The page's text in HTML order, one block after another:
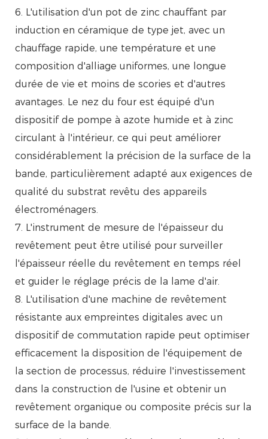
6. L'utilisation d'un pot de zinc chauffant par
induction en céramique de type jet, avec un
chauffage rapide, une température et une
composition d'alliage uniformes, une longue
durée de vie et moins de scories et d'autres
avantages. Le nez du four est équipé d'un
dispositif de pompe à azote humide et à zinc
circulant à l'intérieur, ce qui peut améliorer
considérablement la précision de la surface de la
bande, particulièrement adapté aux exigences de
qualité du substrat revêtu des appareils
électroménagers.
7. L'instrument de mesure de l'épaisseur du
revêtement peut être utilisé pour surveiller
l'épaisseur réelle du revêtement en temps réel
et guider le réglage précis de la lame d'air.
8. L'utilisation d'une machine de revêtement
résistante aux empreintes digitales avec un
dispositif de commutation rapide peut optimiser
efficacement la disposition de l'équipement de
la section de processus, réduire l'investissement
dans la construction de l'usine et obtenir un
revêtement organique ou composite précis sur la
surface de la bande.